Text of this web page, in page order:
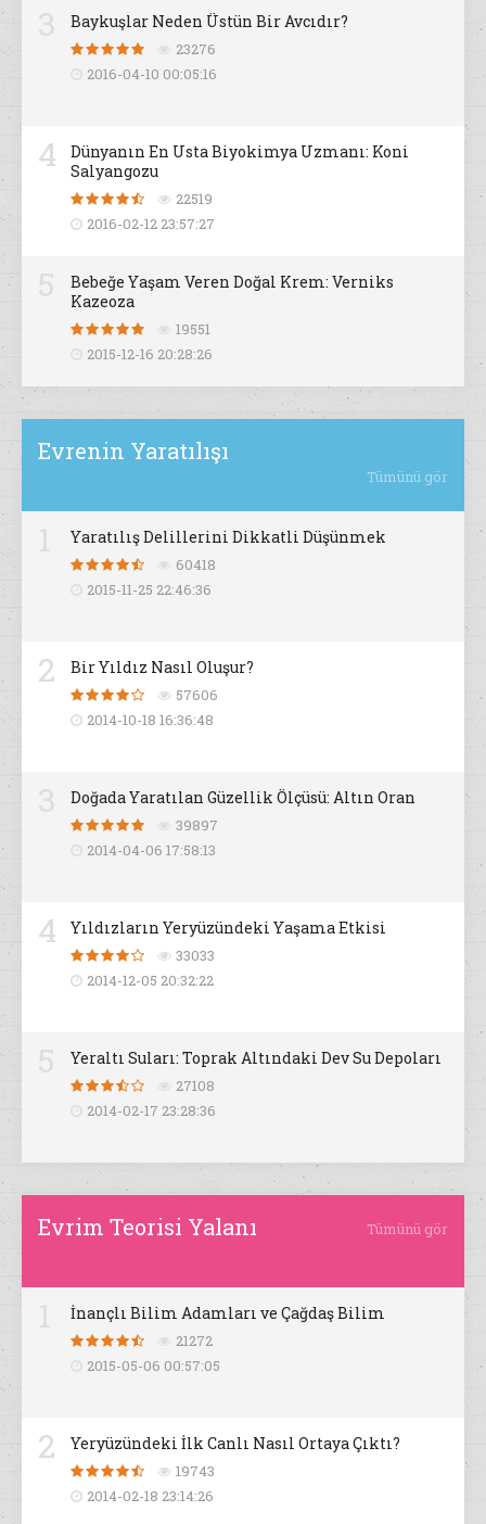
Baykuşlar Neden Üstün Bir Avcıdır?
23276
2016-04-10 00:05:16
4
Dünyanın En Usta Biyokimya Uzmanı: Koni
Salyangozu
22519
2016-02-12 23:57:27
Bebeğe Yaşam Veren Doğal Krem: Verniks
Kazeoza
19551
2015-12-16 20:28:26
Evrenin Yaratılışı
Tümünü gör
Yaratılış Delillerini Dikkatli Düşünmek
60418
2015-11-25 22:46:36
2 Bir Yıldız Nasıl Oluşur?
57606
2014-10-18 16:36:48
Doğada Yaratılan Güzellik Ölçüsü: Altın Oran
39897
2014-04-06 17:58:13
4 Yıldızların Yeryüzündeki Yaşama Etkisi
33033
2014-12-05 20:32:22
Yeraltı Suları: Toprak Altındaki Dev Su Depoları
27108
2014-02-17 23:28:36
Evrim Teorisi Yalanı Tümünü gör
İnançlı Bilim Adamları ve Çağdaş Bilim
21272
2015-05-06 00:57:05
2 Yeryüzündeki İlk Canlı Nasıl Ortaya Çıktı?
19743
2014-02-18 23:14:26